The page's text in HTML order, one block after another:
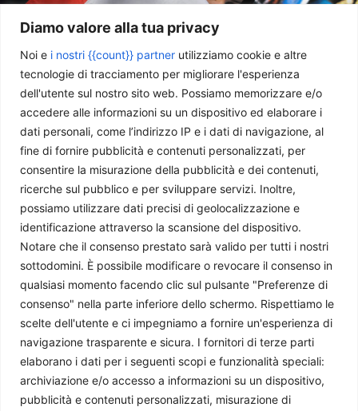
Diamo valore alla tua privacy
Noi e i nostri {{count}} partner utilizziamo cookie e altre
tecnologie di tracciamento per migliorare l'esperienza
dell'utente sul nostro sito web. Possiamo memorizzare e/o
accedere alle informazioni su un dispositivo ed elaborare i
dati personali, come l’indirizzo IP e i dati di navigazione, al
fine di fornire pubblicità e contenuti personalizzati, per
consentire la misurazione della pubblicità e dei contenuti,
ricerche sul pubblico e per sviluppare servizi. Inoltre,
possiamo utilizzare dati precisi di geolocalizzazione e
identificazione attraverso la scansione del dispositivo.
Notare che il consenso prestato sarà valido per tutti i nostri
sottodomini. È possibile modificare o revocare il consenso in
qualsiasi momento facendo clic sul pulsante "Preferenze di
consenso" nella parte inferiore dello schermo. Rispettiamo le
scelte dell'utente e ci impegniamo a fornire un'esperienza di
navigazione trasparente e sicura. I fornitori di terze parti
elaborano i dati per i seguenti scopi e funzionalità speciali:
archiviazione e/o accesso a informazioni su un dispositivo,
pubblicità e contenuti personalizzati, misurazione di
Il Libano dopo il Memorandum tra Iran e USA
Chiara Salvò - 14 Luglio 2026
Giappone: riarmo possibile, ma a quale prezzo?
Master UNICAL - 9 Luglio 2026